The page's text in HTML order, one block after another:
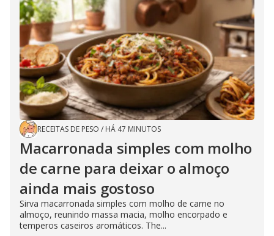
RECEITAS DE PESO / HÁ 47 MINUTOS
Macarronada simples com molho
de carne para deixar o almoço
ainda mais gostoso
Sirva macarronada simples com molho de carne no
almoço, reunindo massa macia, molho encorpado e
temperos caseiros aromáticos. The...